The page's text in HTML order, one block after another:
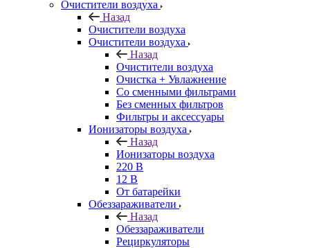
Очистители воздуха
Назад
Очистители воздуха
Очистители воздуха
Назад
Очистители воздуха
Очистка + Увлажнение
Cо сменными фильтрами
Без сменных фильтров
Фильтры и аксессуары
Ионизаторы воздуха
Назад
Ионизаторы воздуха
220 В
12 В
От батарейки
Обеззараживатели
Назад
Обеззараживатели
Рециркуляторы